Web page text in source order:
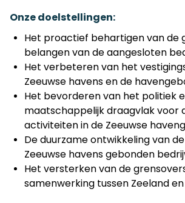
Onze doelstellingen:
Het proactief behartigen van de
belangen van de aangesloten
Het verbeteren van het
Zeeuwse havens en de
Het bevorderen van het politiek
maatschappelijk draagvlak voor
activiteiten in de Zeeuwse
De duurzame ontwikkeling van
Zeeuwse havens gebonden
Het versterken van de
samenwerking tussen Zeeland